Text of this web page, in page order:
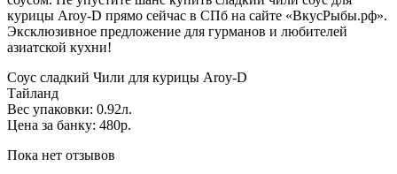
курицы Aroy-D прямо сейчас в СПб на сайте «ВкусРыбы.рф».
Эксклюзивное предложение для гурманов и любителей
азиатской кухни!
Соус сладкий Чили для курицы Aroy-D
Тайланд
Вес упаковки: 0.92л.
Цена за банку: 480р.
Пока нет отзывов